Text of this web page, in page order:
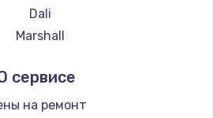
750 руб.
Заказать
цепей питания
2500 руб.
Dali
Marshall
сервисе
на ремонт